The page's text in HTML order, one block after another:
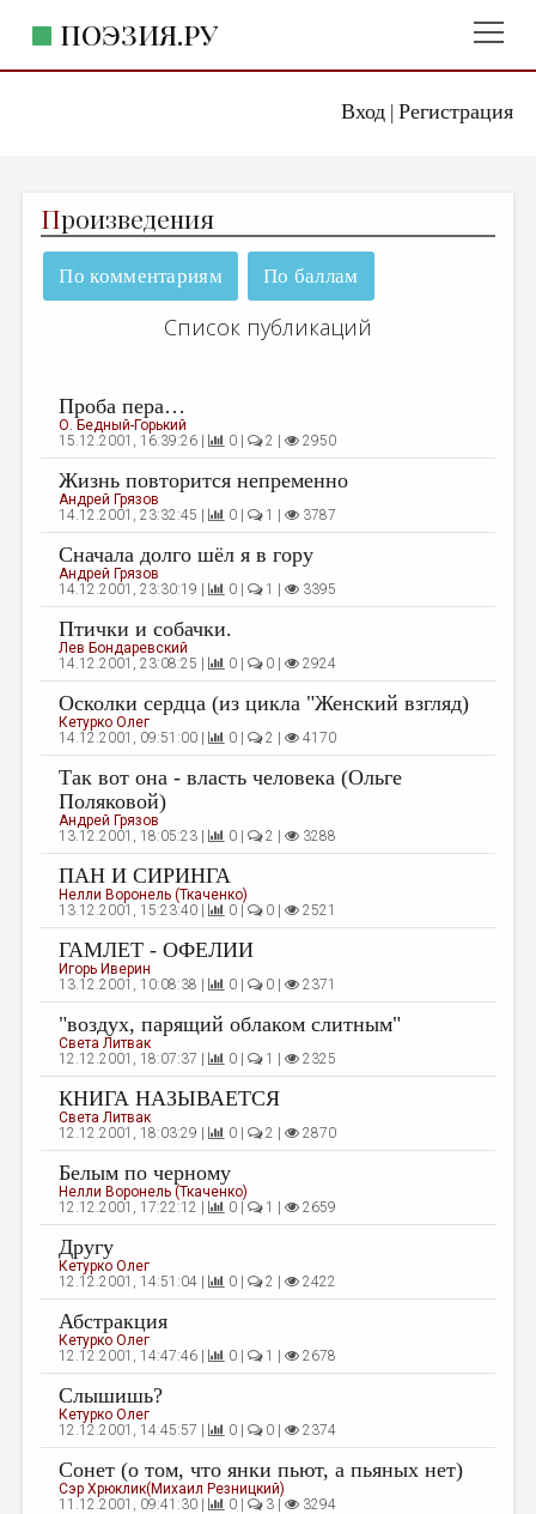
Вход| Регистрация
ПОЭЗИЯ.РУ
ЖАНРЫ
АВТОРЫ
НОВОСТИ
ПРАВИЛА САЙТА
ОТДЕЛЫ И РУБРИКИ
ИЗБРАННОЕ
ДАЙДЖЕСТ
ПРОИЗВЕДЕНИЯ
ПЕРЕВОДЫ
КОНКУРСЫ
ДЕТСКАЯ КОМНАТА
КНИЖНАЯ ПОЛКА
ОБЗОР ЛИТЕРАТУРЫ
СТРАНИЦЫ ПАМЯТИ
ОБЪЯВЛЕНИЯ
КОЛОНКА РЕДАКТОРА
РЕДКОЛЛЕГИЯ
ОТ РЕДАКЦИИ
МАЛАЯ ПРОЗА
ЭССЕИСТИКА
ЛИТЕРАТУРОВЕДЕНИЕ
КУЛЬТУРОВЕДЕНИЕ
ПУБЛИЦИСТИКА
РЕЦЕНЗИРОВАНИЕ
ЦИКЛЫ ПУБЛИКАЦИЙ
ТРЕДИАКОВСКИЙ
МЕДИА
ВКОНТАКТЕ
Произведения
По комментариям По баллам
Список публикаций
Проба пера…
О. Бедный-Горький
15.12.2001, 16:39:26 |
0 | 2 | 2950
Жизнь повторится непременно
Андрей Грязов
14.12.2001, 23:32:45 |
0 | 1 | 3787
Сначала долго шёл я в гору
Андрей Грязов
14.12.2001, 23:30:19 |
0 | 1 | 3395
Птички и собачки.
Лев Бондаревский
14.12.2001, 23:08:25 |
0 | 0 | 2924
Осколки сердца (из цикла "Женский взгляд)
Кетурко Олег
14.12.2001, 09:51:00 |
0 | 2 | 4170
Так вот она - власть человека (Ольге
Поляковой)
Андрей Грязов
13.12.2001, 18:05:23 |
0 | 2 | 3288
ПАН И СИРИНГА
Нелли Воронель (Ткаченко)
13.12.2001, 15:23:40 |
0 | 0 | 2521
ГАМЛЕТ - ОФЕЛИИ
Игорь Иверин
13.12.2001, 10:08:38 |
0 | 0 | 2371
"воздух, парящий облаком слитным"
Света Литвак
12.12.2001, 18:07:37 |
0 | 1 | 2325
КНИГА НАЗЫВАЕТСЯ
Света Литвак
12.12.2001, 18:03:29 |
0 | 2 | 2870
Белым по черному
Нелли Воронель (Ткаченко)
12.12.2001, 17:22:12 |
0 | 1 | 2659
Другу
Кетурко Олег
12.12.2001, 14:51:04 |
0 | 2 | 2422
Абстракция
Кетурко Олег
12.12.2001, 14:47:46 |
0 | 1 | 2678
Слышишь?
Кетурко Олег
12.12.2001, 14:45:57 |
0 | 0 | 2374
Сонет (о том, что янки пьют, а пьяных нет)
Сэр Хрюклик(Михаил Резницкий)
11.12.2001, 09:41:30 |
0 | 3 | 3294